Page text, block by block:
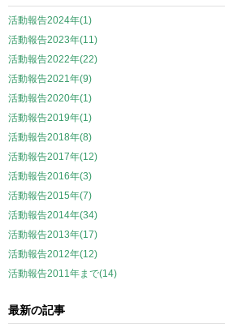
活動報告2024年(1)
活動報告2023年(11)
活動報告2022年(22)
活動報告2021年(9)
活動報告2020年(1)
活動報告2019年(1)
活動報告2018年(8)
活動報告2017年(12)
活動報告2016年(3)
活動報告2015年(7)
活動報告2014年(34)
活動報告2013年(17)
活動報告2012年(12)
活動報告2011年まで(14)
最新の記事